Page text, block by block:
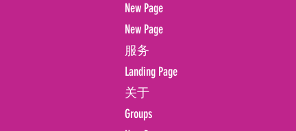
New Page
New Page
服务
Landing Page
关于
Groups